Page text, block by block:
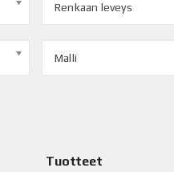
Renkaan leveys
Malli
Tuotteet